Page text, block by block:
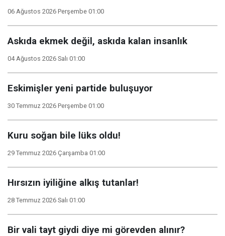
06 Ağustos 2026 Perşembe 01:00
Askıda ekmek değil, askıda kalan insanlık
04 Ağustos 2026 Salı 01:00
Eskimişler yeni partide buluşuyor
30 Temmuz 2026 Perşembe 01:00
Kuru soğan bile lüks oldu!
29 Temmuz 2026 Çarşamba 01:00
Hırsızın iyiliğine alkış tutanlar!
28 Temmuz 2026 Salı 01:00
Bir vali tayt giydi diye mi görevden alınır?